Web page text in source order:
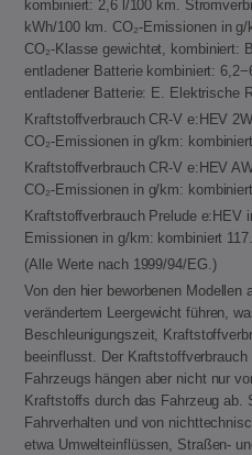
kombiniert: 2,6 l/100 km.
kWh/100 km. CO₂-Emissionen in
CO₂-Klasse gewichtet, kombiniert:
entladener Batterie kombiniert:
entladener Batterie: E. Elektrische
Kraftstoffverbrauch CR-V e:HEV
CO₂-Emissionen in g/km:
Kraftstoffverbrauch CR-V e:HEV
CO₂-Emissionen in g/km:
Kraftstoffverbrauch Prelude e:HEV
Emissionen in g/km: kombiniert
(Alle Werte nach 1999/94/EG.)
Von den hier beworbenen
verändertem Leergewicht führen,
Beschleunigungszeit,
beeinflusst. Der
Fahrzeugs hängen aber nicht nur
Kraftstoffs durch das Fahrzeug ab.
Fahrverhalten und von
etwa Umwelteinflüssen, Straßen-